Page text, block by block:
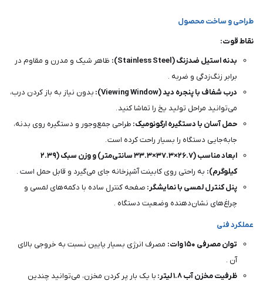
طراحی و ساخت محصول
نقاط قوت:
بدنه استیل ضدزنگ (Stainless Steel):
ظاهر شیک و مدرن و مقاوم در
برابر زنگ‌زدگی و ضربه .
درب شفاف با پنجره دید (Viewing Window):
بدون نیاز به باز کردن درب،
می‌توانید مراحل تولید یخ را تماشا کنید .
حمل آسان با دستگیره ارگونومیک: طراحی جمع‌وجور و دستگیره روی بدنه،
جابه‌جایی دستگاه را بسیار راحت کرده است .
ابعاد مناسب (۲۶.۷×۳۷.۳×۳۳.۳ سانتی‌متر) و وزن سبک (۲.۳۹
کیلوگرم): به راحتی روی کابینت آشپزخانه جای می‌گیرد و قابل حمل است .
پنل کنترل لمسی با نمایشگر: صفحه کنترل ساده با دکمه‌های لمسی و
چراغ‌های نشان‌دهنده وضعیت دستگاه .
عملکرد فنی
توان مصرفی ۱۵۰ وات:
مصرف انرژی بسیار پایین نسبت به خروجی بالای
آن .
ظرفیت مخزن آب ۱.۸ لیتر:
با یک بار پر کردن مخزن، می‌توانید چندین